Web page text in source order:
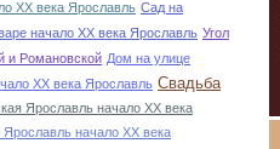
ХХ века Ярославль Сад на
начало ХХ века Ярославль Угол
и Романовской Дом на улице
ХХ века Ярославль Свадьба
Ярославль начало ХХ века
начало ХХ века